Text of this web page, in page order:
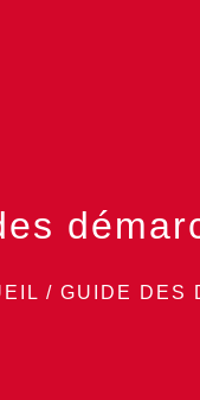
/ GUIDE DES